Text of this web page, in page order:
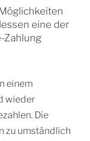
eine der
Zahlung
einem
wieder
Die
zu umständlich